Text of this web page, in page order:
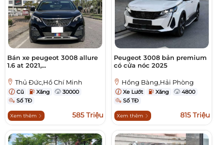
Bán xe peugeot 3008 allure
1.6 at 2021,...
Thủ Đức,Hồ Chí Minh
Cũ Xăng
30000
Số TĐ
Xem thêm 585 Triệu
Peugeot 3008 bản premium
có cửa nóc 2025
Hồng Bàng,Hải Phòng
Xe Lướt Xăng
4800
Số TĐ
Xem thêm 815 Triệu